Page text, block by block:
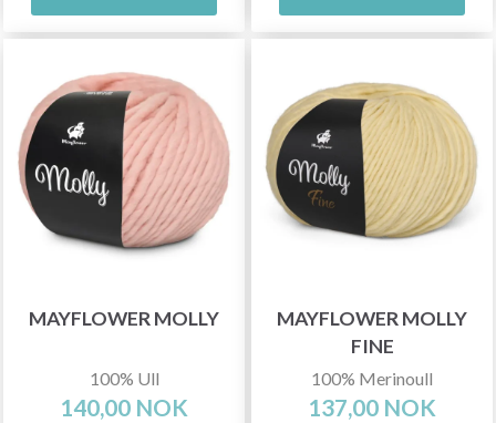
MAYFLOWER MOLLY
100% Ull
140,00 NOK
MAYFLOWER MOLLY
FINE
100% Merinoull
137,00 NOK